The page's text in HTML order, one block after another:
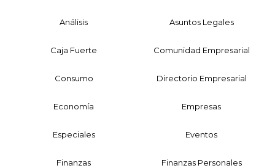
Análisis Asuntos Legales
Caja Fuerte Comunidad Empresarial
Consumo Directorio Empresarial
Economía Empresas
Especiales Eventos
Finanzas Finanzas Personales